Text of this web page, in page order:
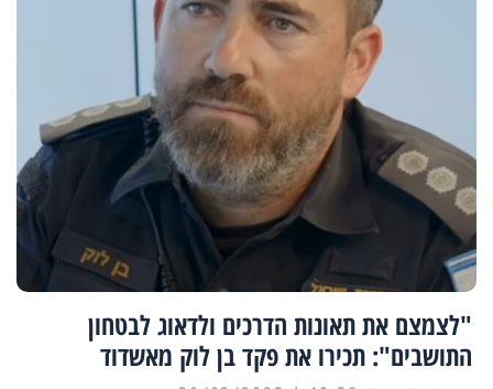
"לצמצם את תאונות הדרכים ולדאוג לבטחון
התושבים": תכירו את פקד בן לוק מאשדוד